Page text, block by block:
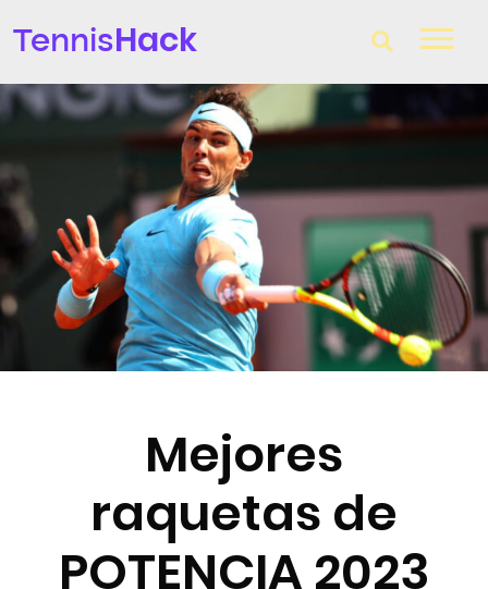
TennisHack
T-Finder
Raquetas de tenis
Zapatillas
Comparador
Consultorio
Blog
Mejores
raquetas de
POTENCIA 2023